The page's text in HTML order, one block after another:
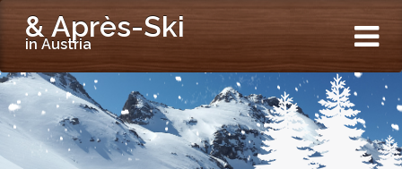
& Après-Ski
in Austria